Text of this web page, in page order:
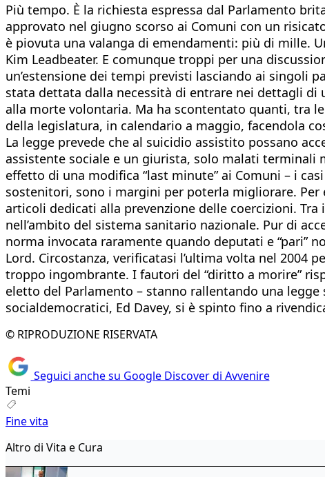
Più tempo. È la richiesta espressa dal Parlamento
approvato nel giugno scorso ai Comuni con un
è piovuta una valanga di emendamenti: più di mille.
Kim Leadbeater. E comunque troppi per una
un’estensione dei tempi previsti lasciando ai singoli
stata dettata dalla necessità di entrare nei dettagli di
alla morte volontaria. Ma ha scontentato quanti, tra
della legislatura, in calendario a maggio, facendola
La legge prevede che al suicidio assistito possano
assistente sociale e un giurista, solo malati terminali
effetto di una modifica “last minute” ai Comuni – i
sostenitori, sono i margini per poterla migliorare.
articoli dedicati alla prevenzione delle coercizioni.
nell’ambito del sistema sanitario nazionale. Pur di
norma invocata raramente quando deputati e “pari”
Lord. Circostanza, verificatasi l’ultima volta nel
troppo ingombrante. I fautori del “diritto a morire”
eletto del Parlamento – stanno rallentando una
socialdemocratici, Ed Davey, si è spinto fino a
© RIPRODUZIONE RISERVATA
Seguici anche su Google Discover di Avvenire
Temi
Fine vita
Altro di Vita e Cura